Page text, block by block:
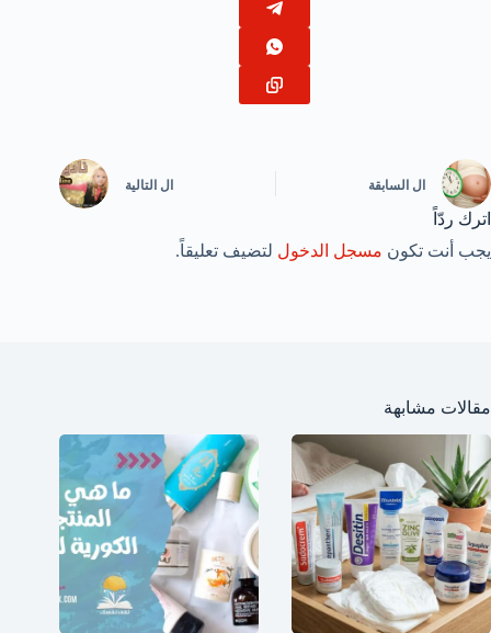
ال السابقة ال التالية
اترك ردّاً
يجب أنت تكون مسجل الدخول لتضيف تعليقاً.
مقالات مشابهة